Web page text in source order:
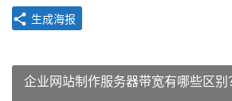
生成海报
企业网站制作服务器带宽有哪些区别